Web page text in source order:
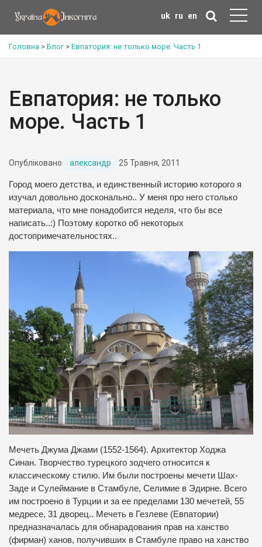
uk ru en
Головна > Блог> Евпатория: не только море. Часть 1
Евпатория: не только
море. Часть 1
Опубліковано александр 25 Травня, 2011
Город моего детства, и единственный историю которого я
изучал довольно досконально.. У меня про него столько
материала, что мне понадобится неделя, что бы все
написать..:) Поэтому коротко об некоторых
достопримечательностях..
Мечеть Джума Джами (1552-1564). Архитектор Ходжа
Синан. Творчество турецкого зодчего относится к
классическому стилю. Им были построены мечети Шах-
Заде и Сулеймание в Стамбуле, Селимие в Эдирне. Всего
им построено в Турции и за ее пределами 130 мечетей, 55
медресе, 31 дворец.. Мечеть в Гезлеве (Евпатории)
предназначалась для обнарадования прав на ханство
(фирман) ханов, получивших в Стамбуле право на ханство